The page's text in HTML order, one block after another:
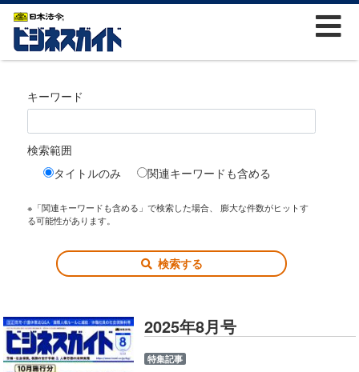
キーワード
検索範囲
タイトルのみ
関連キーワードも含める
※「関連キーワードも含める」で検索した場合、 膨大な件数がヒットす
る可能性があります。
検索する
2025年8月号
特集記事